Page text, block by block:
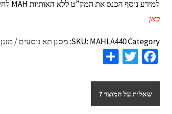
למידע נוסף הכנס את המק”ט ללא האותיות MAH לחיפוש באתר היצרן
כאן
SKU: MAHLA440Category: מסנן תא נוסעים / מזגן
Fa
b
o
T
tt
er
ar
eשאלות על המוצר ?